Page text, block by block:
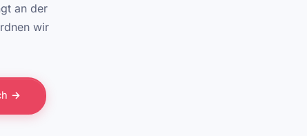
an der
wir
→